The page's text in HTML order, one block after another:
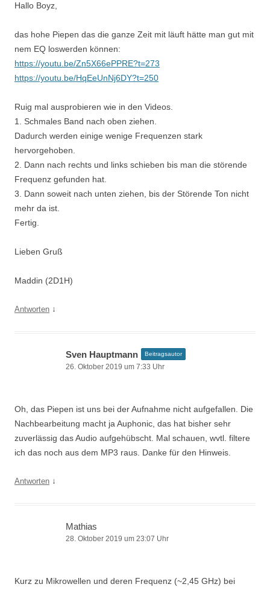
Hallo Boyz,
das hohe Piepen das die ganze Zeit mit läuft hätte man gut mit
nem EQ loswerden können:
https://youtu.be/Zn5X66ePPRE?t=273
https://youtu.be/HqEeUnNj6DY?t=250
Ruig mal ausprobieren wie in den Videos.
1. Schmales Band nach oben ziehen.
Dadurch werden einige wenige Frequenzen stark
hervorgehoben.
2. Dann nach rechts und links schieben bis man die störende
Frequenz gefunden hat.
3. Dann soweit nach unten ziehen, bis der Störende Ton nicht
mehr da ist.
Fertig.
Lieben Gruß
Maddin (2D1H)
Antworten ↓
Sven Hauptmann Beitragsautor
26. Oktober 2019 um 7:33 Uhr
Oh, das Piepen ist uns bei der Aufnahme nicht aufgefallen. Die
Nachbearbeitung macht ja Auphonic, das hat bisher sehr
zuverlässig das Audio aufgehübscht. Mal schauen, wvtl. filtere
ich das noch aus dem MP3 raus. Danke für den Hinweis.
Antworten ↓
Mathias
28. Oktober 2019 um 23:07 Uhr
Kurz zu Mikrowellen und deren Frequenz (~2,45 GHz) bei